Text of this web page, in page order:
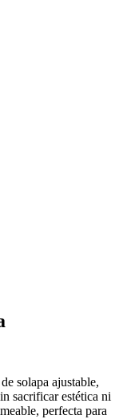
solapa ajustable,
sacrificar estética ni
perfecta para